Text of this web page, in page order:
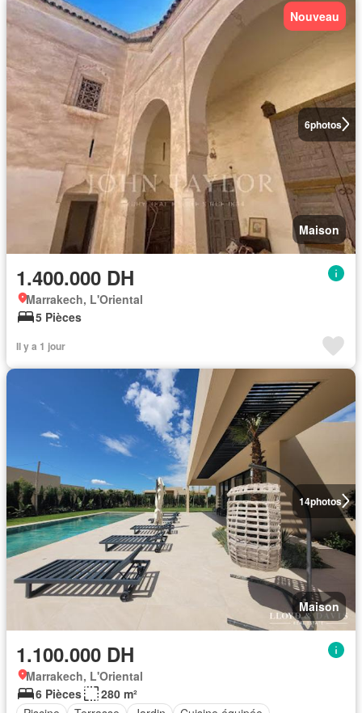
6photos
Nouveau
Maison
1.400.000 DH
Marrakech, L'Oriental
5 Pièces
Il y a 1 jour
14photos
Maison
1.100.000 DH
Marrakech, L'Oriental
6 Pièces
280 m²